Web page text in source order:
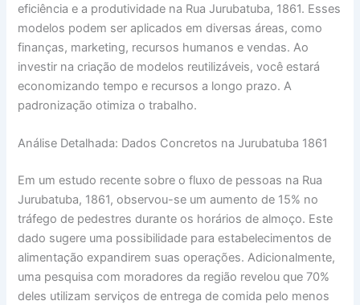
eficiência e a produtividade na Rua Jurubatuba, 1861. Esses
modelos podem ser aplicados em diversas áreas, como
finanças, marketing, recursos humanos e vendas. Ao
investir na criação de modelos reutilizáveis, você estará
economizando tempo e recursos a longo prazo. A
padronização otimiza o trabalho.
Análise Detalhada: Dados Concretos na Jurubatuba 1861
Em um estudo recente sobre o fluxo de pessoas na Rua
Jurubatuba, 1861, observou-se um aumento de 15% no
tráfego de pedestres durante os horários de almoço. Este
dado sugere uma possibilidade para estabelecimentos de
alimentação expandirem suas operações. Adicionalmente,
uma pesquisa com moradores da região revelou que 70%
deles utilizam serviços de entrega de comida pelo menos